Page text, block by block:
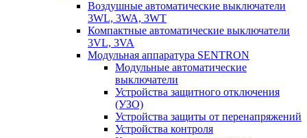
Воздушные автоматические выключатели
3WL, 3WA, 3WT
Компактные автоматические выключатели
3VL, 3VA
Модульная аппаратура SENTRON
Модульные автоматические
выключатели
Устройства защитного отключения
(УЗО)
Устройства защиты от перенапряжений
Устройства контроля